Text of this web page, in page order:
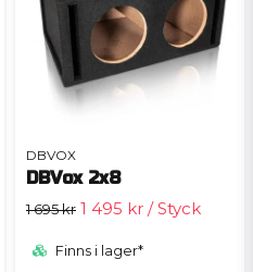
DBVOX
DBVox 2x8
1 695 kr 1 495 kr / Styck
Finns i lager*